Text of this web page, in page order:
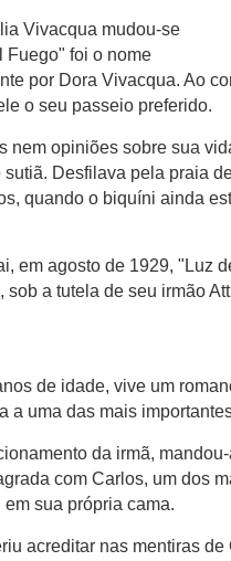
Vivacqua mudou-se
Fuego" foi o nome
por Dora Vivacqua. Ao
o seu passeio preferido.
nem opiniões sobre sua
Desfilava pela praia
quando o biquíni ainda
em agosto de 1929, "Luz
a tutela de seu irmão
de idade, vive um
a uma das mais
da irmã,
com Carlos, um dos
sua própria cama.
acreditar nas mentiras